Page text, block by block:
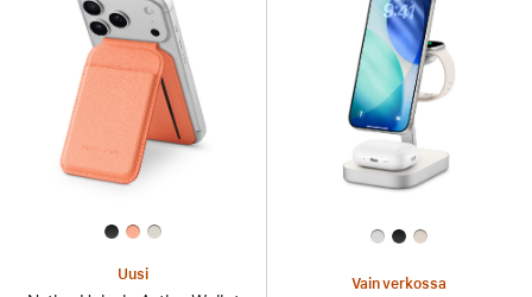
Uusi
Vain verkossa